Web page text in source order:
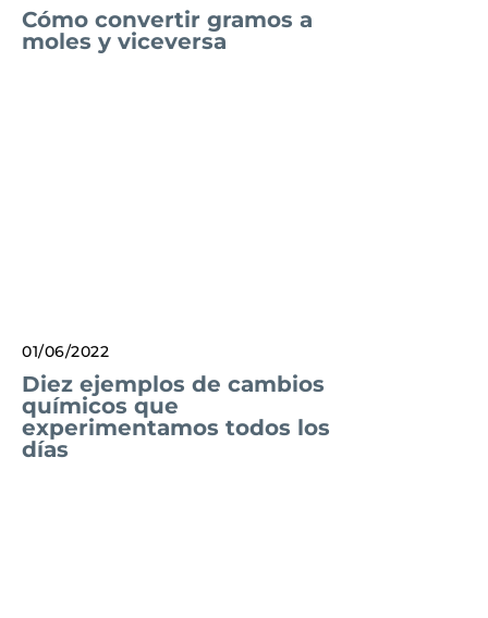
Cómo convertir gramos a
moles y viceversa
01/06/2022
Diez ejemplos de cambios
químicos que
experimentamos todos los
días